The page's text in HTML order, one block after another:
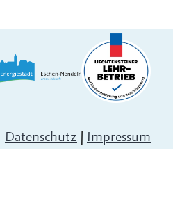
Datenschutz | Impressum